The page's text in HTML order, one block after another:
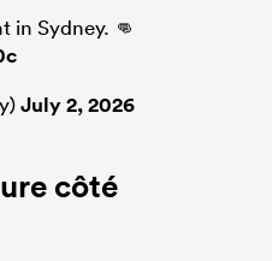
in Sydney. 👊
July 2, 2026
côté